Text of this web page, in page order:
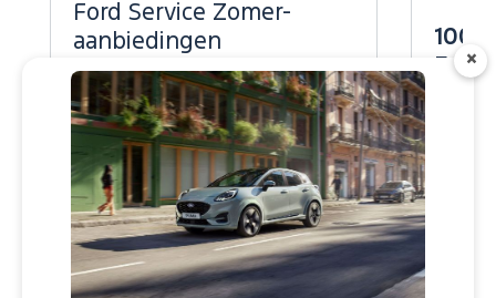
Ford Service Zomer-
aanbiedingen
Service boeken
Bekijk promotie
×